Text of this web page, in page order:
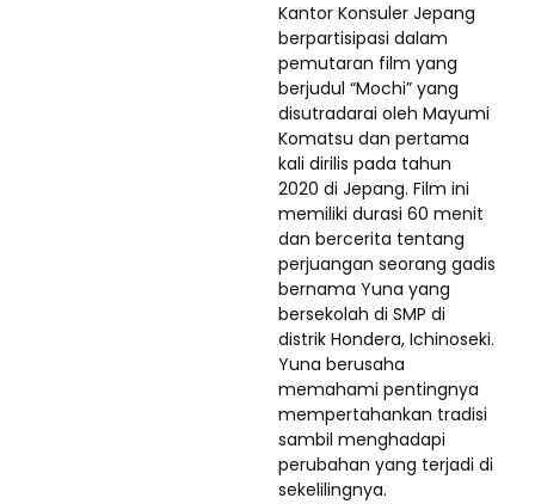
Kantor Konsuler Jepang
berpartisipasi dalam
pemutaran film yang
berjudul “Mochi” yang
disutradarai oleh Mayumi
Komatsu dan pertama
kali dirilis pada tahun
2020 di Jepang. Film ini
memiliki durasi 60 menit
dan bercerita tentang
perjuangan seorang gadis
bernama Yuna yang
bersekolah di SMP di
distrik Hondera, Ichinoseki.
Yuna berusaha
memahami pentingnya
mempertahankan tradisi
sambil menghadapi
perubahan yang terjadi di
sekelilingnya.